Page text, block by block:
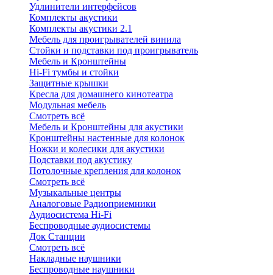
Удлинители интерфейсов
Комплекты акустики
Комплекты акустики 2.1
Мебель для проигрывателей винила
Стойки и подставки под проигрыватель
Мебель и Кронштейны
Hi-Fi тумбы и стойки
Защитные крышки
Кресла для домашнего кинотеатра
Модульная мебель
Смотреть всё
Мебель и Кронштейны для акустики
Кронштейны настенные для колонок
Ножки и колесики для акустики
Подставки под акустику
Потолочные крепления для колонок
Смотреть всё
Музыкальные центры
Аналоговые Радиоприемники
Аудиосистема Hi-Fi
Беспроводные аудиосистемы
Док Станции
Смотреть всё
Накладные наушники
Беспроводные наушники